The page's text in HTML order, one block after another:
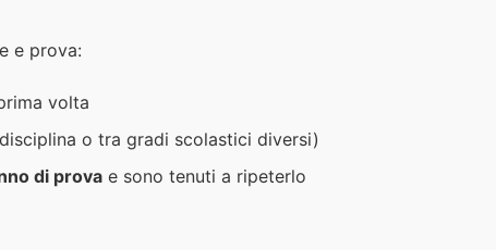
e prova:
volta
o tra gradi scolastici diversi)
di prova e sono tenuti a ripeterlo